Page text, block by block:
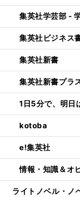
集英社学芸部 -
集英社ビジネス
集英社新書
集英社新書プラ
1日5分で、明日
kotoba
e!集英社
情報・知識＆オ
ライトノベル・ノ